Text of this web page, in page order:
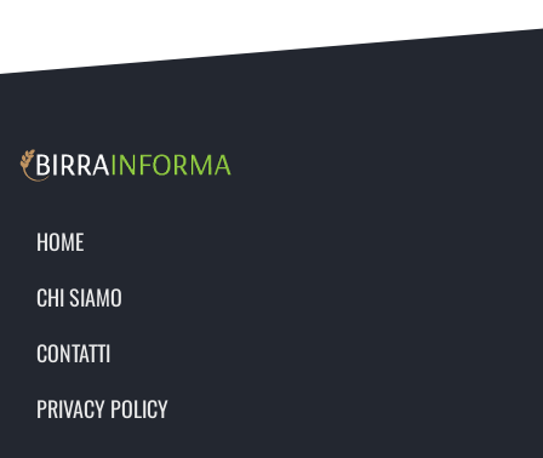
HOME
CHI SIAMO
CONTATTI
PRIVACY POLICY